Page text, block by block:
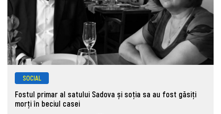
SOCIAL
Fostul primar al satului Sadova și soția sa au fost găsiți
morţi în beciul casei